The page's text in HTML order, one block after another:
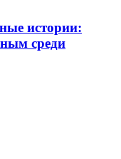
истории:
среди